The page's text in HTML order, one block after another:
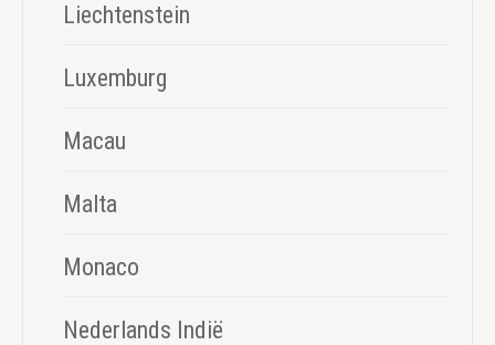
Liechtenstein
Luxemburg
Macau
Malta
Monaco
Nederlands Indië